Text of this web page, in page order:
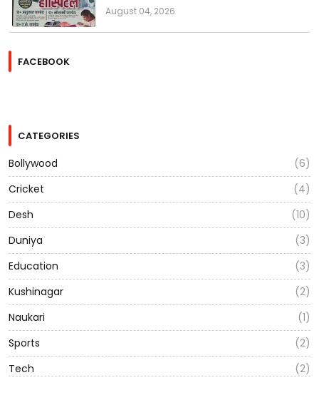
August 04, 2026
FACEBOOK
CATEGORIES
Bollywood
(6)
Cricket
(4)
Desh
(10)
Duniya
(3)
Education
(3)
Kushinagar
(2)
Naukari
(1)
Sports
(2)
Tech
(2)